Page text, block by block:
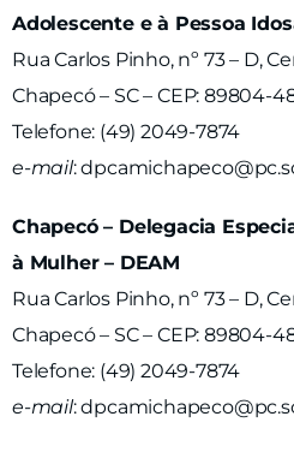
Adolescente e à Pessoa
Rua Carlos Pinho, nº 73 – D,
Chapecó – SC – CEP: 89804-
Telefone: (49) 2049-7874
e-mail:
Chapecó – Delegacia
à Mulher – DEAM
Rua Carlos Pinho, nº 73 – D,
Chapecó – SC – CEP: 89804-
Telefone: (49) 2049-7874
e-mail: